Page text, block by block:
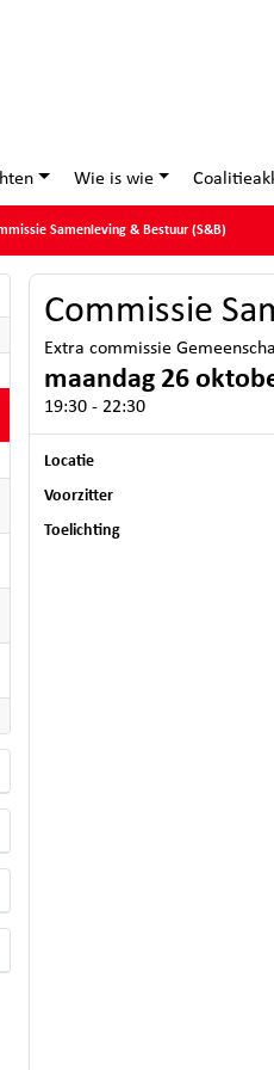
Wie is wie
Samenleving & Bestuur (S&B)
Commissie
Extra commissie
maandag 26
19:30 - 22:30
Locatie
Voorzitter
Toelichting